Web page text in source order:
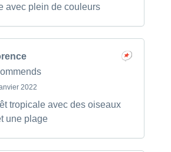
avec plein de couleurs
2022
tropicale avec des oiseaux
une plage